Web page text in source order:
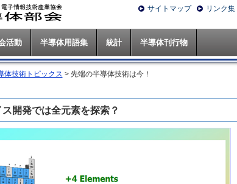
サイトマップ リンク集
活動 半導体用語集 統計 半導体刊行物
体技術トピックス > 先端の半導体技術は今！
開発では全元素を探索？